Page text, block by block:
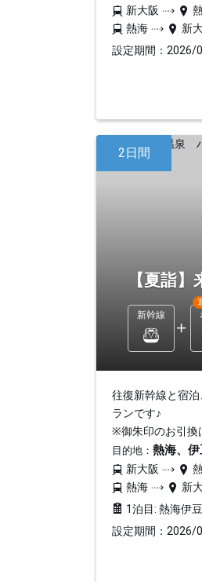
新大阪
熱海
新
設定期間：2026/
2日間
【夏詣
新幹線
往復新幹線と宿
ランです♪
※御朱印のお引換
目的地： 熱海、
新大阪
熱海
新
1泊目: 熱海伊
設定期間：2026/